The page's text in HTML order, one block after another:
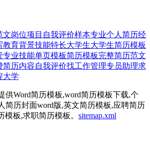
文岗位项目 自我评价样本专业个人简历经
教育背景技能特长大学生大学生简历模板
专业技能单页模板简历模板完整简历范文
简历内容自我评价找工作管理专员助理求
大学
供Word简历模板,word简历模板下载,个
简历封面word版,英文简历模板,应聘简历
板,求职简历模板。 sitemap.xml